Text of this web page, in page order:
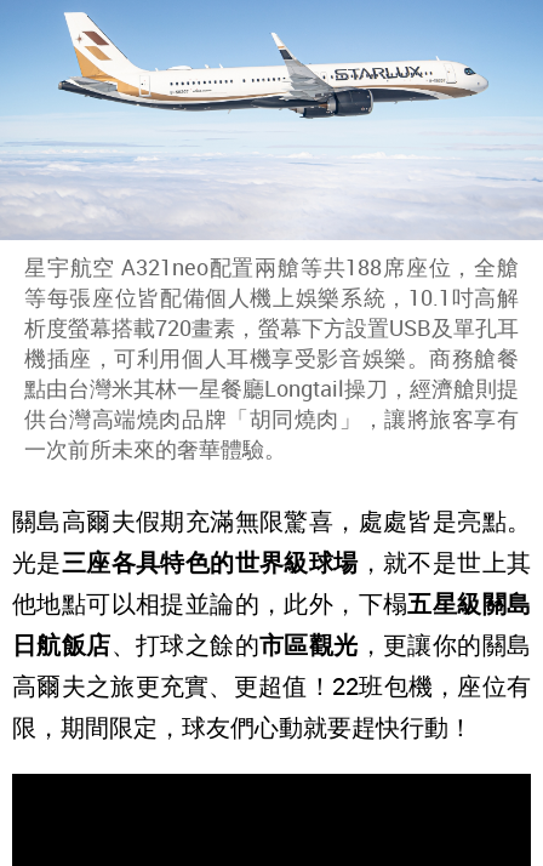
星宇航空 A321neo配置兩艙等共188席座位，全艙
等每張座位皆配備個人機上娛樂系統，10.1吋高解
析度螢幕搭載720畫素，螢幕下方設置USB及單孔耳
機插座，可利用個人耳機享受影音娛樂。商務艙餐
點由台灣米其林一星餐廳Longtail操刀，經濟艙則提
供台灣高端燒肉品牌「胡同燒肉」，讓將旅客享有
一次前所未來的奢華體驗。
關島高爾夫假期充滿無限驚喜，處處皆是亮點。
光是三座各具特色的世界級球場，就不是世上其
他地點可以相提並論的，此外，下榻五星級關島
日航飯店、打球之餘的市區觀光 ，更讓你的關島
高爾夫之旅更充實、更超值！22班包機，座位有
限，期間限定，球友們心動就要趕快行動！